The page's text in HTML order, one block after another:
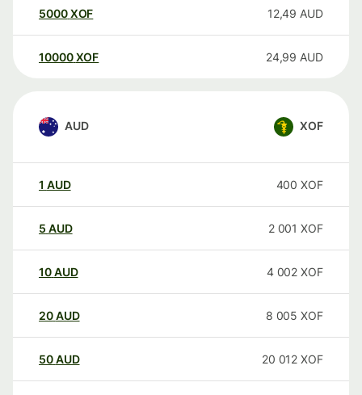
5000XOF 12,49 AUD
10000 XOF 24,99 AUD
AUD XOF
1 AUD 400 XOF
5 AUD 2 001 XOF
10AUD 4 002 XOF
20AUD 8 005 XOF
50AUD 20 012 XOF